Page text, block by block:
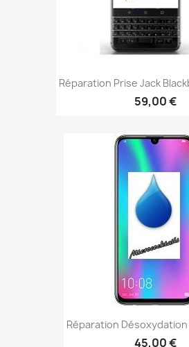
Réparation Prise Jack
59,00 €
Réparation Désoxydation
45,00 €